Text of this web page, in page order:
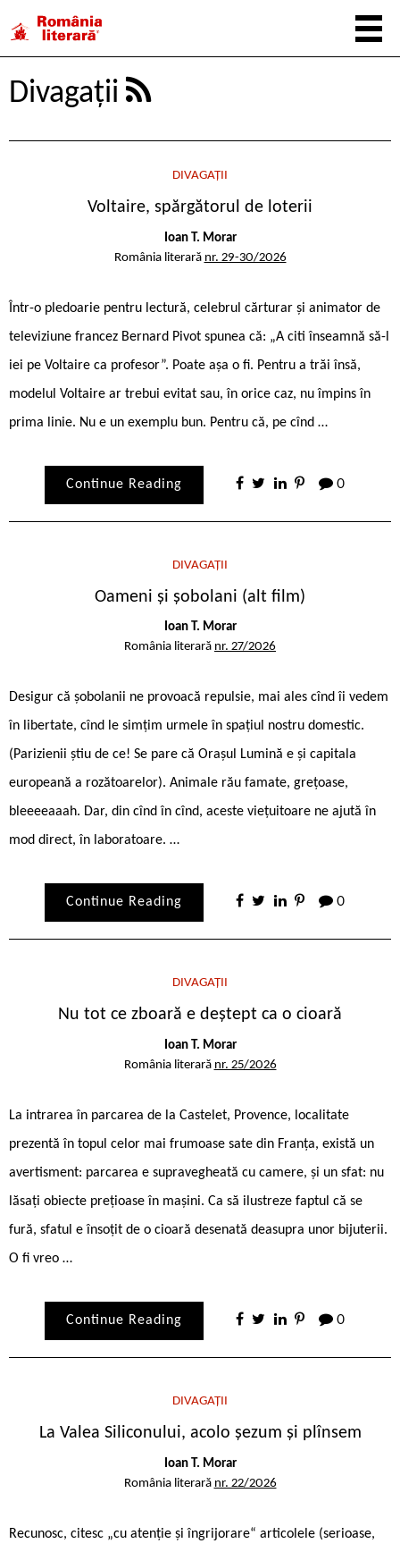
Divagații
DIVAGAȚII
Voltaire, spărgătorul de loterii
Ioan T. Morar
România literară nr. 29-30/2026
Într-o pledoarie pentru lectură, celebrul cărturar și animator de
televiziune francez Bernard Pivot spunea că: „A citi înseamnă să-l
iei pe Voltaire ca profesor”. Poate așa o fi. Pentru a trăi însă,
modelul Voltaire ar trebui evitat sau, în orice caz, nu împins în
prima linie. Nu e un exemplu bun. Pentru că, pe cînd …
Continue Reading 0
DIVAGAȚII
Oameni și șobolani (alt film)
Ioan T. Morar
România literară nr. 27/2026
Desigur că șobolanii ne provoacă repulsie, mai ales cînd îi vedem
în libertate, cînd le simțim urmele în spațiul nostru domestic.
(Parizienii știu de ce! Se pare că Orașul Lumină e și capitala
europeană a rozătoarelor). Animale rău famate, grețoase,
bleeeeaaah. Dar, din cînd în cînd, aceste viețuitoare ne ajută în
mod direct, în laboratoare. …
Continue Reading 0
DIVAGAȚII
Nu tot ce zboară e deștept ca o cioară
Ioan T. Morar
România literară nr. 25/2026
La intrarea în parcarea de la Castelet, Provence, localitate
prezentă în topul celor mai frumoase sate din Franța, există un
avertisment: parcarea e supravegheată cu camere, și un sfat: nu
lăsați obiecte prețioase în mașini. Ca să ilustreze faptul că se
fură, sfatul e însoțit de o cioară desenată deasupra unor bijuterii.
O fi vreo …
Continue Reading 0
DIVAGAȚII
La Valea Siliconului, acolo șezum și plînsem
Ioan T. Morar
România literară nr. 22/2026
Recunosc, citesc „cu atenție și îngrijorare“ articolele (serioase,